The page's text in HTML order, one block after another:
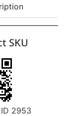
SKU
2953